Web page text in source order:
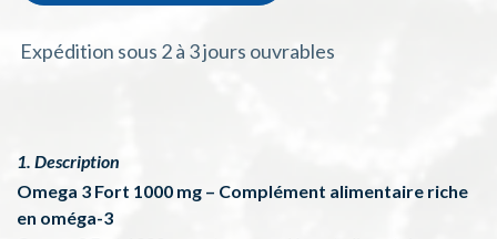
Expédition sous 2 à 3 jours ouvrables
1. Description
Omega 3 Fort 1000 mg – Complément alimentaire riche
en oméga-3